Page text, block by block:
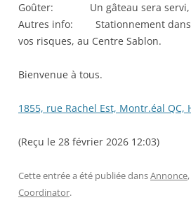
Goûter: Un gâteau sera servi,
Autres info: Stationnement dans
vos risques, au Centre Sablon.
Bienvenue à tous.
1855, rue Rachel Est, Montr.éal QC,
(Reçu le 28 février 2026 12:03)
Cette entrée a été publiée dansAnnonce,
Coordinator.